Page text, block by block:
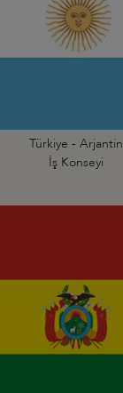
Türkiye - Arjantin
İş Konseyi